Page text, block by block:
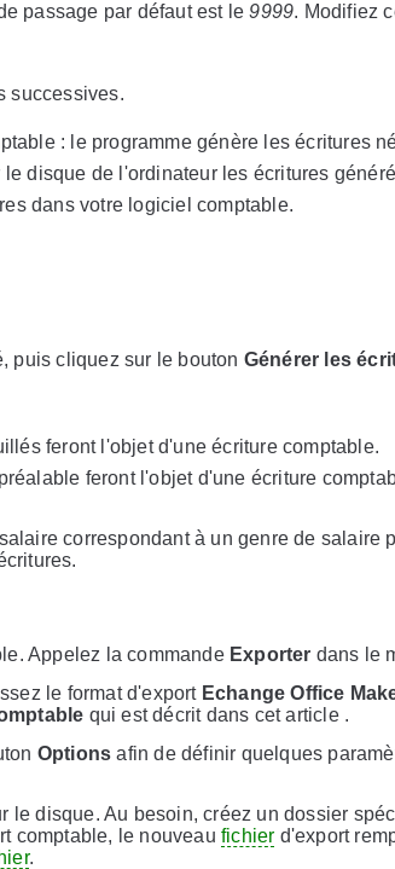
passage par défaut est le9999. Modifiez
successives.
: le programme génère les écritures
disque de l'ordinateur les écritures
dans votre logiciel comptable.
puis cliquez sur le bouton Générer les
feront l'objet d'une écriture comptable.
feront l'objet d'une écriture
salaire correspondant à un genre de salaire
Appelez la commande Exporter dans le
le format d'export Echange Office
qui est décrit dans cet article .
Options afin de définir quelques
le disque. Au besoin, créez un dossier
comptable, le nouveau fichier d'export
.